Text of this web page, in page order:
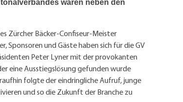
waren neben den
Zürcher Bäcker-Confiseur-Meister
Sponsoren und Gäste haben sich für die GV
Peter Lyner mit der provokanten
eine Ausstiegslösung gefunden wurde
folgte der eindringliche Aufruf, junge
und so die Zukunft der Branche zu